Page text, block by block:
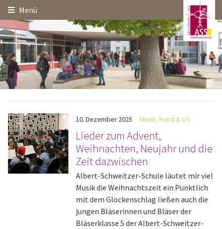
Startseite
Hauptinhalt
Menü
Themennavigation
10. Dezember 2025 Musik, Kunst & DS
Lieder zum Advent,
Weihnachten, Neujahr und die
Zeit dazwischen
Albert-Schweitzer-Schule läutet mir viel
Musik die Weihnachtszeit ein Pünktlich
mit dem Glockenschlag ließen auch die
jungen Bläserinnen und Bläser der
Bläserklasse 5 der Albert-Schweitzer-